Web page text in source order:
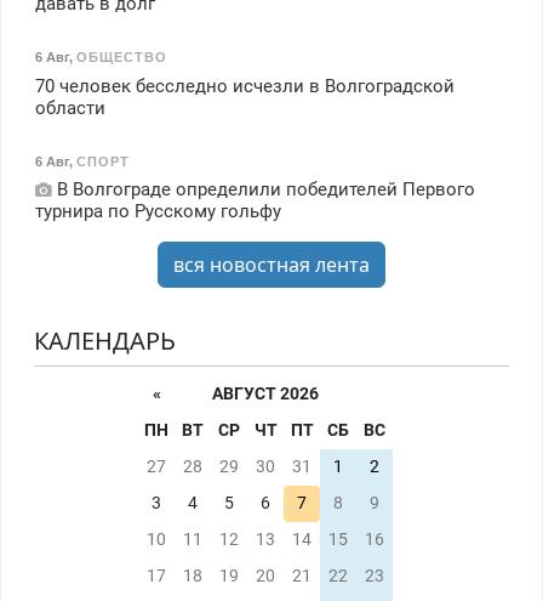
6 Авг, ОБЩЕСТВО
70 человек бесследно исчезли в Волгоградской
области
6 Авг, СПОРТ
В Волгограде определили победителей Первого
турнира по Русскому гольфу
вся новостная лента
КАЛЕНДАРЬ
«
АВГУСТ 2026
ПН
ВТ СР ЧТ ПТ СБ
ВС
27
28 29 30 31 1
2
3
4 5 6 7 8
9
10
11 12 13 14 15
16
17
18 19 20 21 22
23